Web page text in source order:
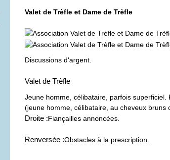
Valet de Trèfle et Dame de Trèfle
Discussions d'argent.
Valet de Trèfle
Jeune homme, célibataire, parfois
(jeune homme, célibataire, au cheveux bruns
Droite :Fiançailles annoncées.
Renversée :Obstacles à la prescription.